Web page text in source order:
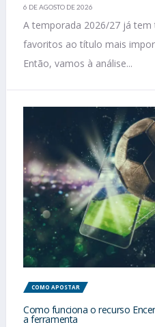
6 DE AGOSTO DE 2026
A temporada 2026/27 já
favoritos ao título mais
Então, vamos à análise...
COMO APOSTAR
Como funciona o recurso
a ferramenta